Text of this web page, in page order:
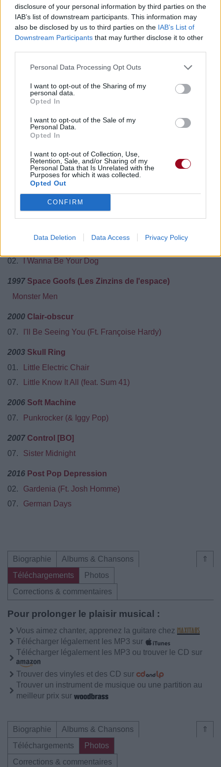
disclosure of your personal information by third parties on the
IAB’s list of downstream participants. This information may
also be disclosed by us to third parties on the IAB’s List of
Downstream Participants that may further disclose it to other
Personal Data Processing Opt Outs
I want to opt-out of the Sharing of my
personal data.
Opted In
I want to opt-out of the Sale of my
Personal Data.
Opted In
I want to opt-out of Collection, Use,
Retention, Sale, and/or Sharing of my
Personal Data that Is Unrelated with the
Purposes for which it was collected.
Opted Out
CONFIRM
Data Deletion Data Access Privacy Policy
05.
Tonight
09. Fall In Love With Me
1981 I'm Sick Of You
01. I'm Sick Of You (Ft. Iggy Pop)
Real Wild Child (Wild One)
Candy
Livin' On The Edge Of The Night
American Caesar
Fuckin' Alone
Louie Louie
1993Arizona Dream [BO]
02.
I Wanna Be Your Dog
1997 Space Goofs (Les Zinzins de l'espace)
Monster Men
2000 Clair-obscur
07.
I'll Be Seeing You (Ft. Françoise Hardy)
2003 Skull Ring
01.
Little Electric Chair
07.
Little Know It All (feat. Sum 41)
2006 Soft Machine
07.
Punkrocker (& Iggy Pop)
2007 Control [BO]
07.
Sister Midnight
2016 Post Pop Depression
02.
Gardenia (Ft. Josh Homme)
07.
German Days
⇑
Biographie
Albums & Chansons
Téléchargements
Photos
Corrections & commentaires
Pour prolonger le plaisir musical :
Vous aimez chanter, apprenez la guitare chez
Télécharger légalement les MP3 sur
Télécharger légalement les MP3 ou trouver le CD sur
Trouver des vinyles et des CD sur
Trouver un instrument de musique ou une partition au
meilleur prix sur
⇑
Biographie
Albums & Chansons
Téléchargements
Photos
Corrections & commentaires